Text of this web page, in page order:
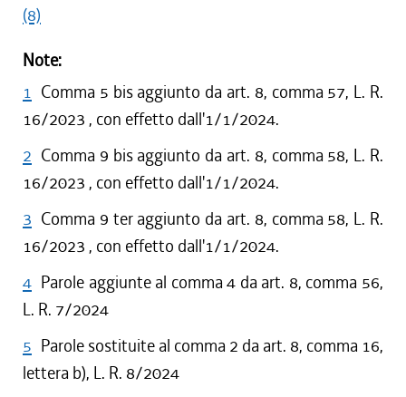
(8)
Note:
1 Comma 5 bis aggiunto da art. 8, comma 57, L. R.
16/2023 , con effetto dall'1/1/2024.
2 Comma 9 bis aggiunto da art. 8, comma 58, L. R.
16/2023 , con effetto dall'1/1/2024.
3 Comma 9 ter aggiunto da art. 8, comma 58, L. R.
16/2023 , con effetto dall'1/1/2024.
4 Parole aggiunte al comma 4 da art. 8, comma 56,
L. R. 7/2024
5 Parole sostituite al comma 2 da art. 8, comma 16,
lettera b), L. R. 8/2024